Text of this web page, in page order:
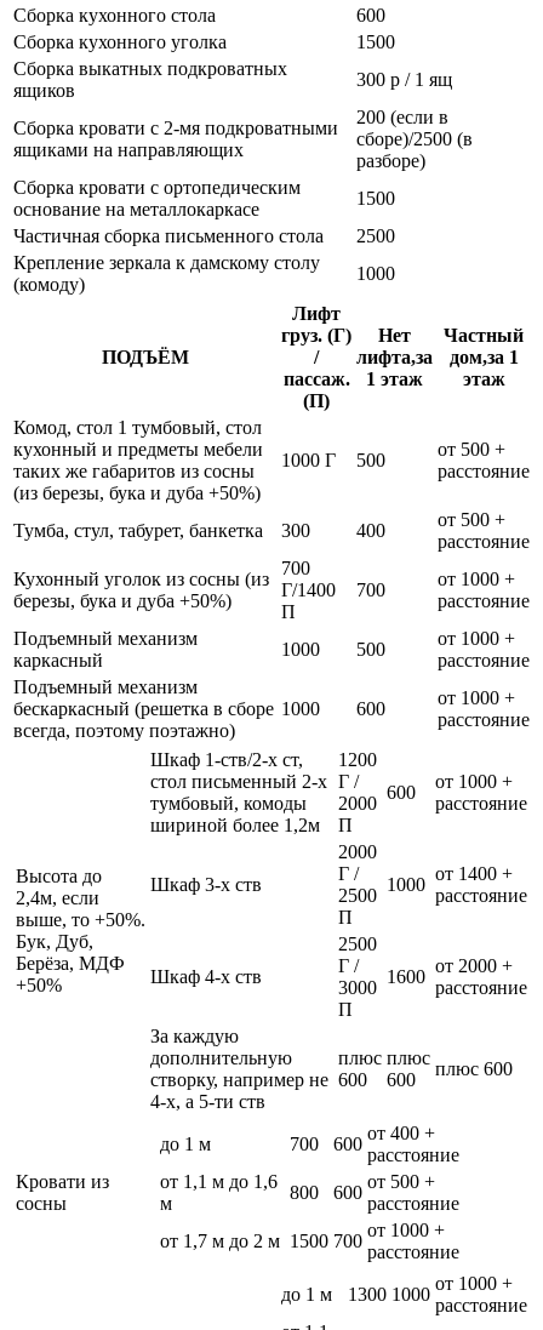
Сборка кухонного стола
600
Сборка кухонного уголка
1500
Сборка выкатных подкроватных
ящиков
300 р / 1 ящ
Сборка кровати с 2-мя подкроватными
ящиками на направляющих
200 (если в
сборе)/2500 (в
разборе)
Сборка кровати с ортопедическим
основание на металлокаркасе
1500
Частичная сборка письменного стола
2500
Крепление зеркала к дамскому столу
(комоду)
1000
ПОДЪЁМ
Лифт
груз. (Г)
/
пассаж.
(П)
Нет
лифта,за
1 этаж
Частный
дом,за 1
этаж
Комод, стол 1 тумбовый, стол
кухонный и предметы мебели
таких же габаритов из сосны
(из березы, бука и дуба +50%)
1000 Г 500
от 500 +
расстояние
Тумба, стул, табурет, банкетка 300 400
от 500 +
расстояние
Кухонный уголок из сосны (из
березы, бука и дуба +50%)
700
Г/1400
П
700
от 1000 +
расстояние
Подъемный механизм
каркасный
1000 500
от 1000 +
расстояние
Подъемный механизм
бескаркасный (решетка в сборе
всегда, поэтому поэтажно)
1000 600
от 1000 +
расстояние
Высота до
2,4м, если
выше, то +50%.
Бук, Дуб,
Берёза, МДФ
+50%
Шкаф 1-ств/2-х ст,
стол письменный 2-х
тумбовый, комоды
шириной более 1,2м
1200
Г /
2000
П
600
от 1000 +
расстояние
Шкаф 3-х ств
2000
Г /
2500
П
1000
от 1400 +
расстояние
Шкаф 4-х ств
2500
Г /
3000
П
1600
от 2000 +
расстояние
За каждую
дополнительную
створку, например не
4-х, а 5-ти ств
плюс
600
плюс
600
плюс 600
Кровати из
сосны
до 1 м 700 600
от 400 +
расстояние
от 1,1 м до 1,6
м
800 600
от 500 +
расстояние
от 1,7 м до 2 м 1500 700
от 1000 +
расстояние
до 1 м 1300 1000
от 1000 +
расстояние